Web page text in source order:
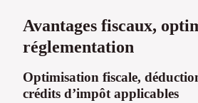
Avantages fiscaux,
réglementation
Optimisation fiscale,
crédits d’impôt applicables